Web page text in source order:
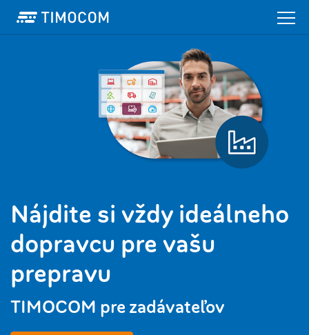
‌Nájdite si vždy ideálneho
dopravcu pre vašu
prepravu
TIMOCOM pre zadávateľov